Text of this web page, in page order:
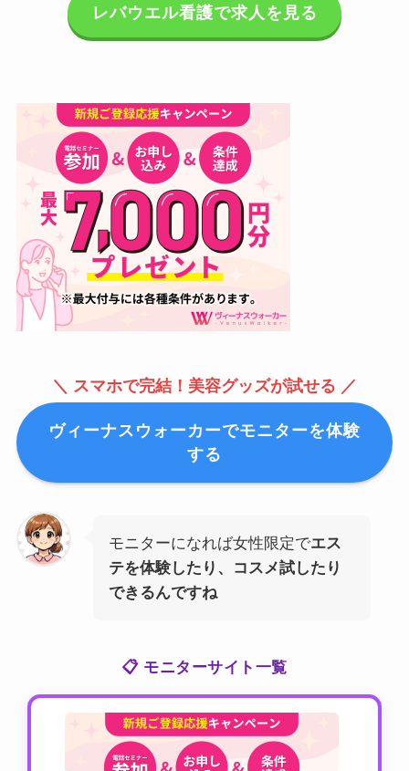
レバウエル看護で求人を見る
＼ スマホで完結！美容グッズが試せる ／
ヴィーナスウォーカーでモニターを体験
する
モニターになれば女性限定でエス
テを体験したり、コスメ試したり
できるんですね
📋 モニターサイト一覧